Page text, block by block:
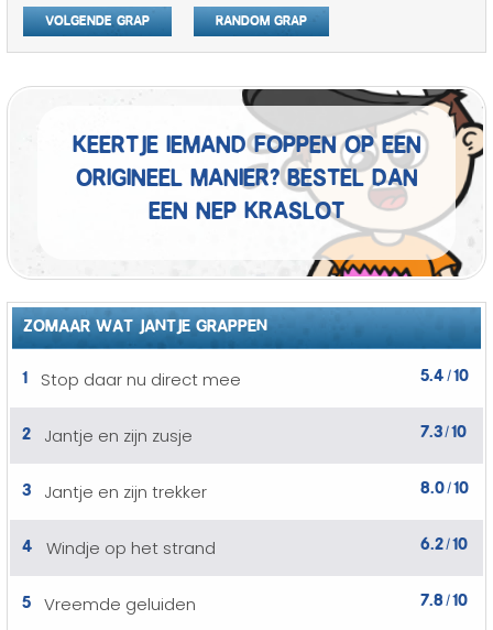
Volgende grap Random grap
Keertje iemand foppen op een
origineel manier? Bestel dan
een nep kraslot
ZOMAAR WAT JANTJE GRAPPEN
1
Stop daar nu direct mee 5.4 /10
2 Jantje en zijn zusje 7.3/10
3 Jantje en zijn trekker 8.0/10
4 Windje op het strand 6.2/10
5 Vreemde geluiden 7.8/10